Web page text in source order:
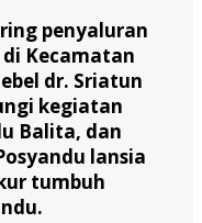
penyaluran
Kecamatan
dr. Sriatun
kegiatan
Balita, dan
lansia
tumbuh